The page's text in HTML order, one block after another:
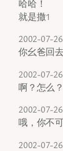
哈哈！
就是撒1
2002-07-
你幺爸回
2002-07-
啊？怎么
2002-07-
哦，你不
2002-07-